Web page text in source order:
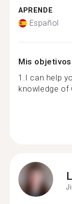
APRENDE
Español
Mis
1.I can help
knowledge of